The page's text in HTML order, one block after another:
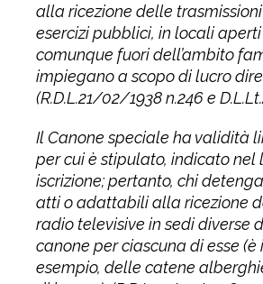
alla ricezione delle
esercizi pubblici, in locali
comunque fuori dell’ambito
impiegano a scopo di lucro
(R.D.L.21/02/1938 n.246 e
Il Canone speciale ha validità
per cui è stipulato, indicato nel
iscrizione; pertanto, chi
atti o adattabili alla ricezione
radio televisive in sedi diverse
canone per ciascuna di esse (è
esempio, delle catene